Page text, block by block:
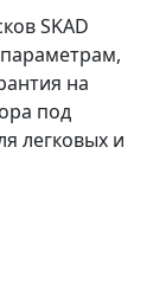
SKAD
на
под
легковых и